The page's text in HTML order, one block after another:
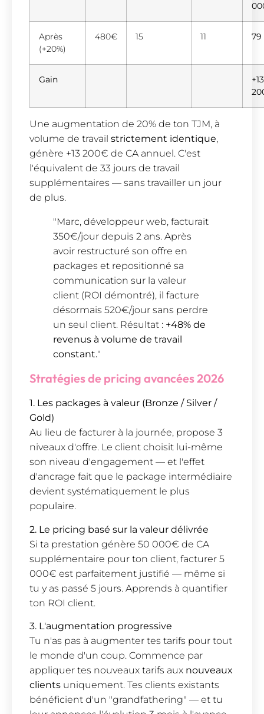
Après
(+20%)
480€ 15 11 79
Gain
+13
Une augmentation de 20% de ton TJM, à
volume de travail strictement identique,
génère +13 200€ de CA annuel. C'est
l'équivalent de 33 jours de travail
supplémentaires — sans travailler un jour
de plus.
"Marc, développeur web, facturait
350€/jour depuis 2 ans. Après
avoir restructuré son offre en
packages et repositionné sa
communication sur la valeur
client (ROI démontré), il facture
désormais 520€/jour sans perdre
un seul client. Résultat : +48% de
revenus à volume de travail
constant."
Stratégies de pricing avancées 2026
1. Les packages à valeur (Bronze / Silver /
Gold)
Au lieu de facturer à la journée, propose 3
niveaux d'offre. Le client choisit lui-même
son niveau d'engagement — et l'effet
d'ancrage fait que le package intermédiaire
devient systématiquement le plus
populaire.
2. Le pricing basé sur la valeur délivrée
Si ta prestation génère 50 000€ de CA
supplémentaire pour ton client, facturer 5
000€ est parfaitement justifié — même si
tu y as passé 5 jours. Apprends à quantifier
ton ROI client.
3. L'augmentation progressive
Tu n'as pas à augmenter tes tarifs pour tout
le monde d'un coup. Commence par
appliquer tes nouveaux tarifs aux nouveaux
clients uniquement. Tes clients existants
bénéficient d'un "grandfathering" — et tu